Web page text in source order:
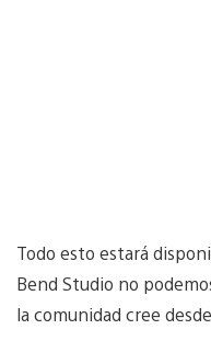
Todo esto estará
Bend Studio no
la comunidad cree